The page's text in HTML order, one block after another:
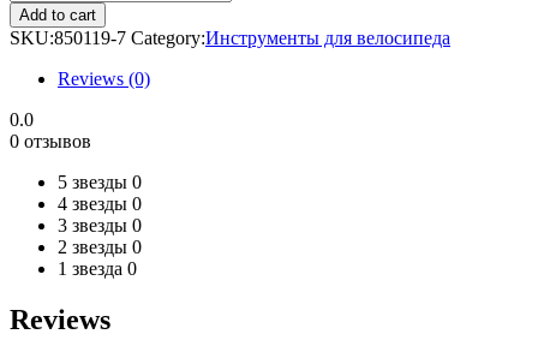
Add to cart
SKU:850119-7 Category:Инструменты для велосипеда
Reviews (0)
0.0
0 отзывов
5 звезды 0
4 звезды 0
3 звезды 0
2 звезды 0
1 звезда 0
Reviews